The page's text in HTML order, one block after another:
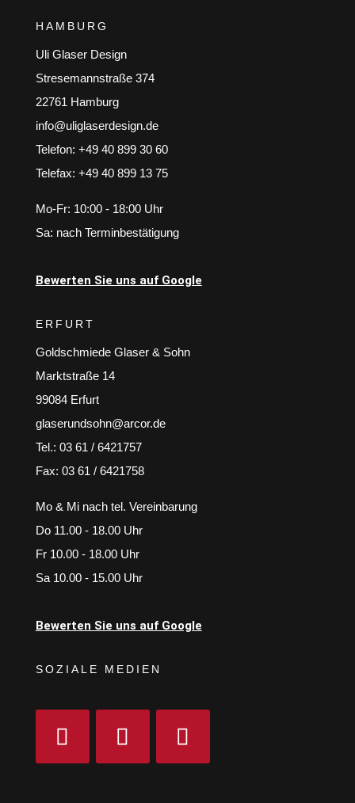
HAMBURG
Uli Glaser Design
Stresemannstraße 374
22761 Hamburg
info@uliglaserdesign.de
Telefon: +49 40 899 30 60
Telefax: +49 40 899 13 75
Mo-Fr: 10:00 - 18:00 Uhr
Sa: nach Terminbestätigung
Bewerten Sie uns auf Google
ERFURT
Goldschmiede Glaser & Sohn
Marktstraße 14
99084 Erfurt
glaserundsohn@arcor.de
Tel.: 03 61 / 6421757
Fax: 03 61 / 6421758
Mo & Mi nach tel. Vereinbarung
Do 11.00 - 18.00 Uhr
Fr 10.00 - 18.00 Uhr
Sa 10.00 - 15.00 Uhr
Bewerten Sie uns auf Google
SOZIALE MEDIEN